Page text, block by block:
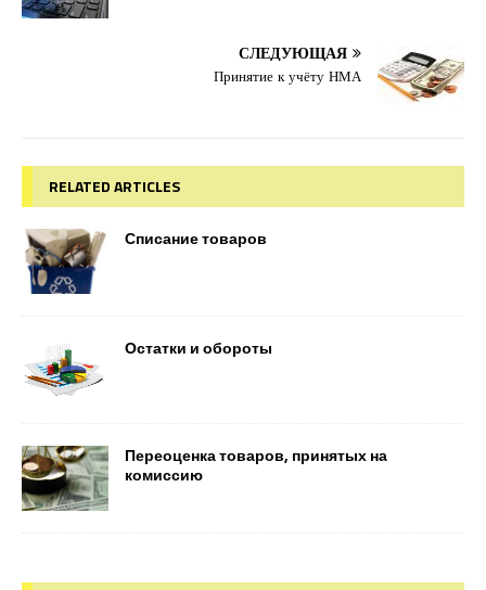
СЛЕДУЮЩАЯ
Принятие к учёту НМА
RELATED ARTICLES
Списание товаров
Остатки и обороты
Переоценка товаров, принятых на
комиссию